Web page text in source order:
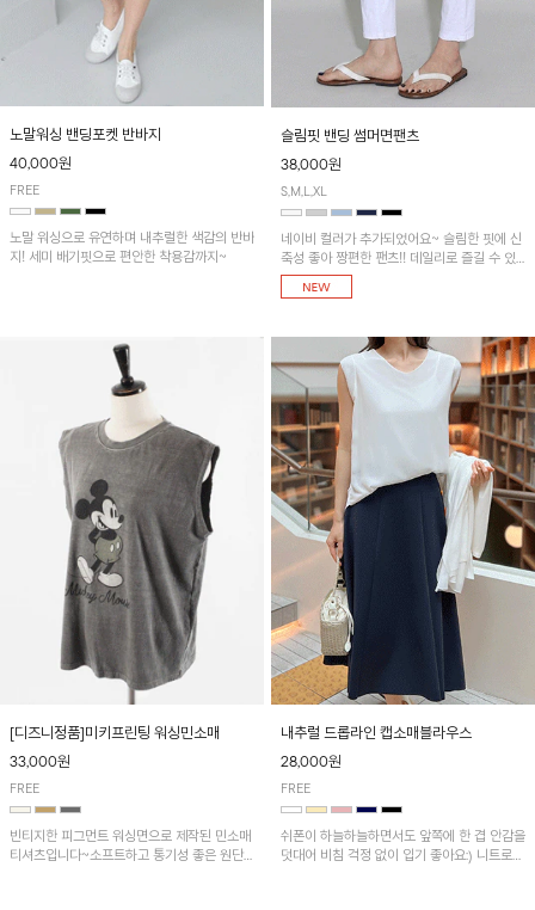
노말워싱 밴딩포켓 반바지
40,000원
FREE
노말 워싱으로 유연하며 내추럴한 색감의 반바
지! 세미 배기핏으로 편안한 착용감까지~
슬림핏 밴딩 썸머면팬츠
38,000원
S,M,L,XL
네이비 컬러가 추가되었어요~ 슬림한 핏에 신
축성 좋아 짱편한 팬츠!! 데일리로 즐길 수 있
는 기본 컬러들로 준비했어요~
[디즈니정품]미키프린팅 워싱민소매
33,000원
FREE
빈티지한 피그먼트 워싱면으로 제작된 민소매
티셔츠입니다~소프트하고 통기성 좋은 원단
내추럴 드롭라인 캡소매블라우스
28,000원
FREE
쉬폰이 하늘하늘하면서도 앞쪽에 한 겹 안감을
덧대어 비침 걱정 없이 입기 좋아요:) 니트로